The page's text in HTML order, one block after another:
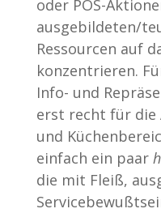
oder POS-
ausgebildeten/
Ressourcen auf
konzentrieren.
Info- und
erst recht für die
und
einfach ein paar
die mit Fleiß,